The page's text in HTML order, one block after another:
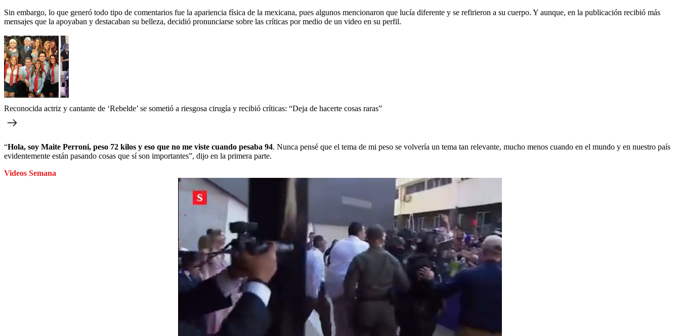
Sin embargo, lo que generó todo tipo de comentarios fue la apariencia física de la mexicana, pues algunos mencionaron que lucía diferente y se refirieron a su cuerpo. Y aunque, en la publicación recibió más
mensajes que la apoyaban y destacaban su belleza, decidió pronunciarse sobre las críticas por medio de un video en su perfil.
Reconocida actriz y cantante de ‘Rebelde’ se sometió a riesgosa cirugía y recibió críticas: “Deja de hacerte cosas raras”
“Hola, soy Maite Perroni, peso 72 kilos y eso que no me viste cuando pesaba 94. Nunca pensé que el tema de mi peso se volvería un tema tan relevante, mucho menos cuando en el mundo y en nuestro país
evidentemente están pasando cosas que sí son importantes”, dijo en la primera parte.
Videos Semana